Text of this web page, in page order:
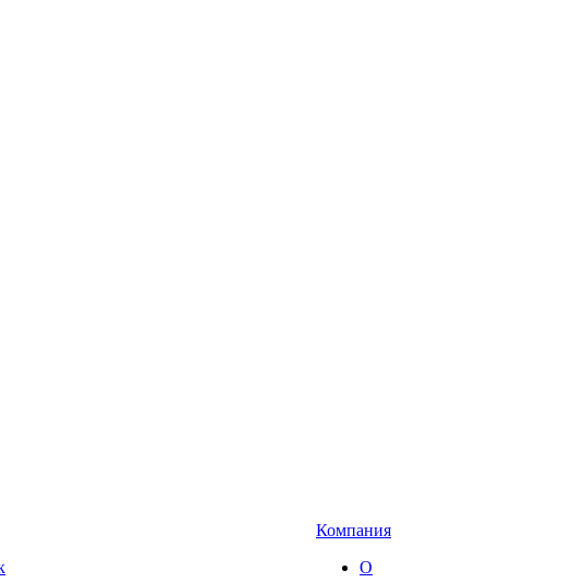
Компания
О